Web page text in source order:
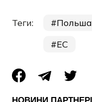
Теги: Польша
ЕС